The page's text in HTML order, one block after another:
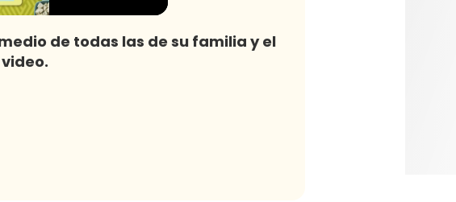
de todas las de su familia y el